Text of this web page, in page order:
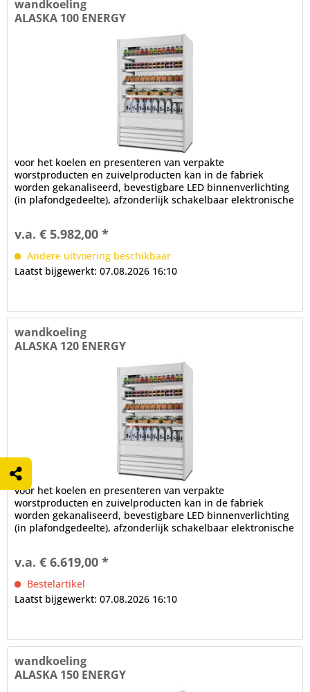
wandkoeling
ALASKA 100 ENERGY
voor het koelen en presenteren van verpakte
worstproducten en zuivelproducten kan in de fabriek
worden gekanaliseerd, bevestigbare LED binnenverlichting
(in plafondgedeelte), afzonderlijk schakelbaar elektronische
v.a. € 5.982,00 *
Andere uitvoering beschikbaar
Laatst bijgewerkt: 07.08.2026 16:10
wandkoeling
ALASKA 120 ENERGY
voor het koelen en presenteren van verpakte
worstproducten en zuivelproducten kan in de fabriek
worden gekanaliseerd, bevestigbare LED binnenverlichting
(in plafondgedeelte), afzonderlijk schakelbaar elektronische
v.a. € 6.619,00 *
Bestelartikel
Laatst bijgewerkt: 07.08.2026 16:10
wandkoeling
ALASKA 150 ENERGY